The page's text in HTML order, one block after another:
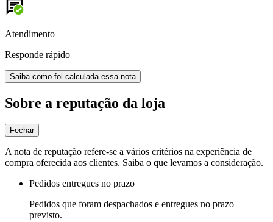
Atendimento
Responde rápido
Saiba como foi calculada essa nota
Sobre a reputação da loja
Fechar
A nota de reputação refere-se a vários critérios na experiência de
compra oferecida aos clientes. Saiba o que levamos a consideração.
Pedidos entregues no prazo
Pedidos que foram despachados e entregues no prazo
previsto.